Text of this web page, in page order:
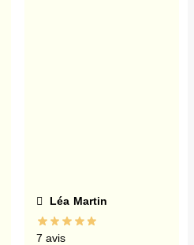
Léa Martin
7 avis